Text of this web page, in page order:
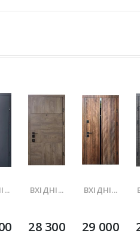
ВХІДНІ...
28 300
ВХІДНІ...
29 000